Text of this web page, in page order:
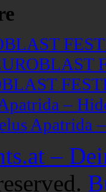
–
Apatrida
–